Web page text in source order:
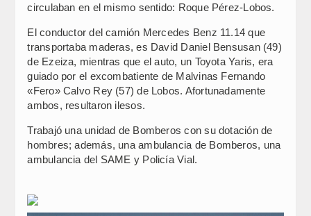
circulaban en el mismo sentido: Roque Pérez-Lobos.
El conductor del camión Mercedes Benz 11.14 que
transportaba maderas, es David Daniel Bensusan (49)
de Ezeiza, mientras que el auto, un Toyota Yaris, era
guiado por el excombatiente de Malvinas Fernando
«Fero» Calvo Rey (57) de Lobos. Afortunadamente
ambos, resultaron ilesos.
Trabajó una unidad de Bomberos con su dotación de
hombres; además, una ambulancia de Bomberos, una
ambulancia del SAME y Policía Vial.